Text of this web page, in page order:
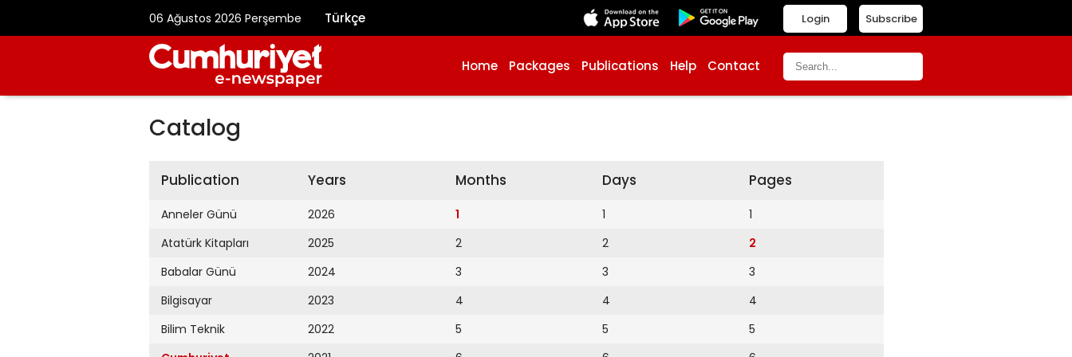
06 Ağustos 2026 Perşembe Türkçe Subscribe
Login
Home Packages Publications Help Contact
Catalog
Publication
Anneler Günü
Atatürk Kitapları
Babalar Günü
Bilgisayar
Bilim Teknik
Years
2026
2025
2024
2023
2022
Months
1
2
3
4
5
Days
1
2
3
4
5
Pages
1
2
3
4
5